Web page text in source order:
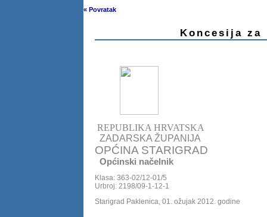
« Povratak
Koncesija za
REPUBLIKA HRVATSKA
ZADARSKA ŽUPANIJA
OPĆINA STARIGRAD
Općinski načelnik
Klasa: 363-02/12-01/5
Urbroj: 2198/09-1-12-1
Starigrad Paklenica, 01. ožujak 2012. godine